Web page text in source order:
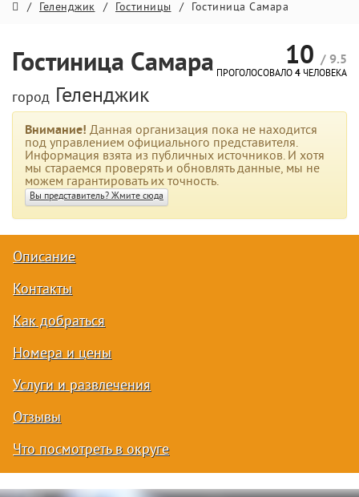
/ Геленджик / Гостиницы / Гостиница Самара
Гостиница Самара
город Геленджик
10 / 9.5
ПРОГОЛОСОВАЛО 4 ЧЕЛОВЕКА
Внимание! Данная организация пока не находится
под управлением официального представителя.
Информация взята из публичных источников. И хотя
мы стараемся проверять и обновлять данные, мы не
можем гарантировать их точность.
Вы представитель? Жмите сюда
Описание
Контакты
Как добраться
Номера и цены
Услуги и развлечения
Отзывы
Что посмотреть в округе